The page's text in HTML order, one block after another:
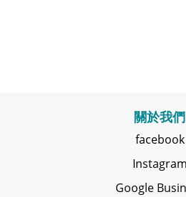
關於我們
facebook
Instagram
Google